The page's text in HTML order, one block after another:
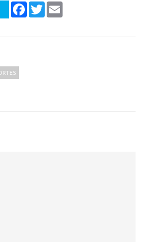
Facebook
Twitter